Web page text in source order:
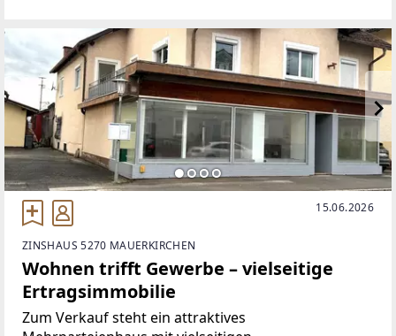
15.06.2026
ZINSHAUS 5270 MAUERKIRCHEN
Wohnen trifft Gewerbe – vielseitige
Ertragsimmobilie
Zum Verkauf steht ein attraktives